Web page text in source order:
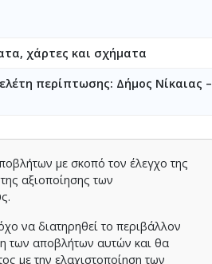
χάρτες και σχήματα
περίπτωσης: Δήμος Νίκαιας –
με σκοπό τον έλεγχο της
αξιοποίησης των
να διατηρηθεί το περιβάλλον
των αποβλήτων αυτών και θα
με την ελαχιστοποίηση των